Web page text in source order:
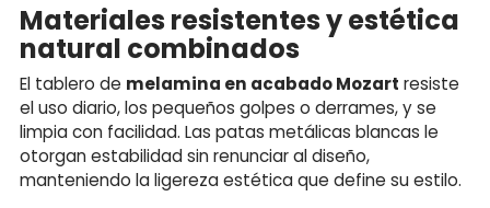
Materiales resistentes y estética
natural combinados
El tablero de melamina en acabado Mozart resiste
el uso diario, los pequeños golpes o derrames, y se
limpia con facilidad. Las patas metálicas blancas le
otorgan estabilidad sin renunciar al diseño,
manteniendo la ligereza estética que define su estilo.